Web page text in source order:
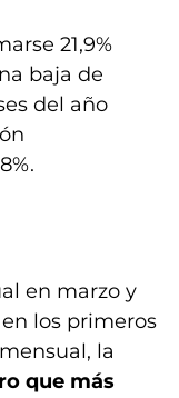
21,9%
baja de
del año
en marzo y
los primeros
la
que más